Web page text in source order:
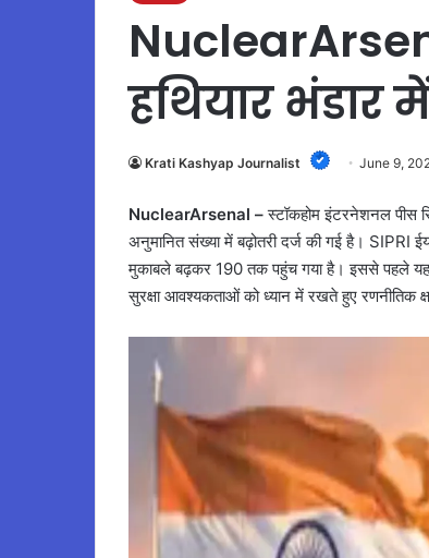
हथियार भंडार
Krati Kashyap Journalist June 9,
NuclearArsenal –स्टॉकहोम इंटरनेशनल पीस
अनुमानित संख्या में बढ़ोतरी दर्ज की गई है। SIPRI
मुकाबले बढ़कर 190 तक पहुंच गया है। इससे पहले यह
सुरक्षा आवश्यकताओं को ध्यान में रखते हुए रणनीतिक